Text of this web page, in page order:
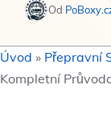
Od
Úvod » Přepravní
Kompletní